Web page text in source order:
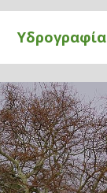
Υδρογραφία